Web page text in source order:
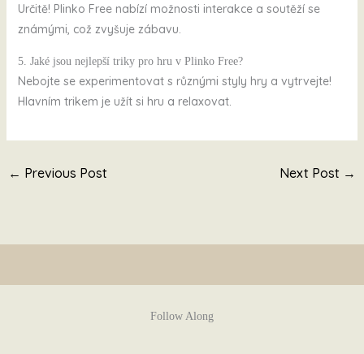
Určitě! Plinko Free nabízí možnosti interakce a soutěží se
známými, což zvyšuje zábavu.
5. Jaké jsou nejlepší triky pro hru v Plinko Free?
Nebojte se experimentovat s různými styly hry a vytrvejte!
Hlavním trikem je užít si hru a relaxovat.
← Previous Post Next Post →
Follow Along